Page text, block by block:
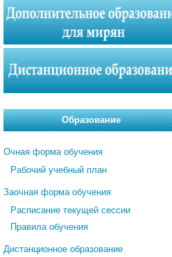
Образование
Очная форма обучения
Рабочий учебный план
Заочная форма обучения
Расписание текущей сессии
Правила обучения
Дистанционное образование